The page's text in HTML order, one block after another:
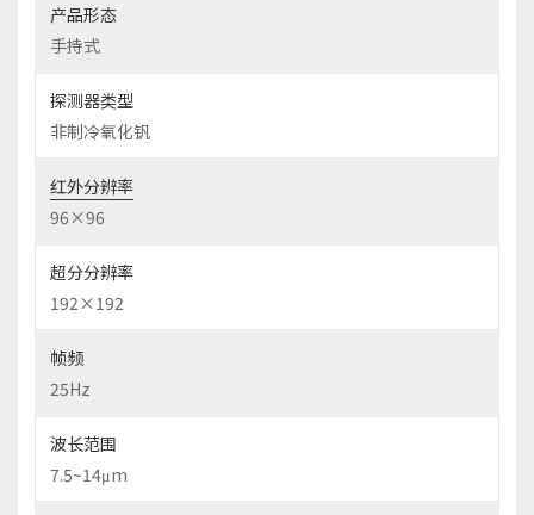
产品形态
手持式
探测器类型
非制冷氧化钒
红外分辨率
96×96
超分分辨率
192×192
帧频
25Hz
波长范围
7.5~14μm